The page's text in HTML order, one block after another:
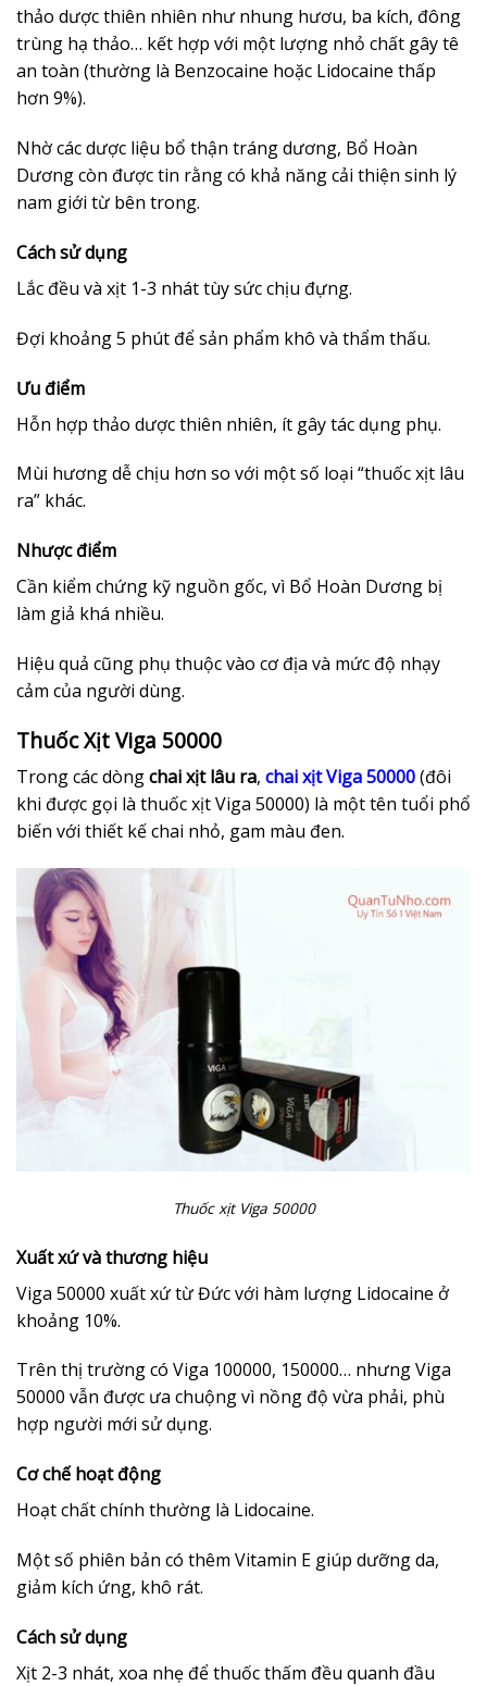
thảo dược thiên nhiên như nhung hươu, ba kích, đông
trùng hạ thảo… kết hợp với một lượng nhỏ chất gây tê
an toàn (thường là Benzocaine hoặc Lidocaine thấp
hơn 9%).
Nhờ các dược liệu bổ thận tráng dương, Bổ Hoàn
Dương còn được tin rằng có khả năng cải thiện sinh lý
nam giới từ bên trong.
Cách sử dụng
Lắc đều và xịt 1-3 nhát tùy sức chịu đựng.
Đợi khoảng 5 phút để sản phẩm khô và thẩm thấu.
Ưu điểm
Hỗn hợp thảo dược thiên nhiên, ít gây tác dụng phụ.
Mùi hương dễ chịu hơn so với một số loại “thuốc xịt lâu
ra” khác.
Nhược điểm
Cần kiểm chứng kỹ nguồn gốc, vì Bổ Hoàn Dương bị
làm giả khá nhiều.
Hiệu quả cũng phụ thuộc vào cơ địa và mức độ nhạy
cảm của người dùng.
Thuốc Xịt Viga 50000
Trong các dòngchai xịt lâu ra, chai xịt Viga 50000(đôi
khi được gọi là thuốc xịt Viga 50000) là một tên tuổi phổ
biến với thiết kế chai nhỏ, gam màu đen.
Thuốc xịt Viga 50000
Xuất xứ và thương hiệu
Viga 50000 xuất xứ từ Đức với hàm lượng Lidocaine ở
khoảng 10%.
Trên thị trường có Viga 100000, 150000… nhưng Viga
50000 vẫn được ưa chuộng vì nồng độ vừa phải, phù
hợp người mới sử dụng.
Cơ chế hoạt động
Hoạt chất chính thường là Lidocaine.
Một số phiên bản có thêm Vitamin E giúp dưỡng da,
giảm kích ứng, khô rát.
Cách sử dụng
Xịt 2-3 nhát, xoa nhẹ để thuốc thấm đều quanh đầu